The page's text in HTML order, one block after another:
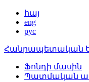
հայ
eng
рус
Հանրապետական
Ֆոնդի մասին
Պատմական